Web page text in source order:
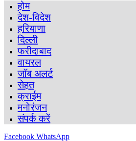
होम
देश-विदेश
हरियाणा
दिल्ली
फरीदाबाद
वायरल
जॉब अलर्ट
सेहत
क्राईम
मनोरंजन
संपर्क करें
Facebook WhatsApp